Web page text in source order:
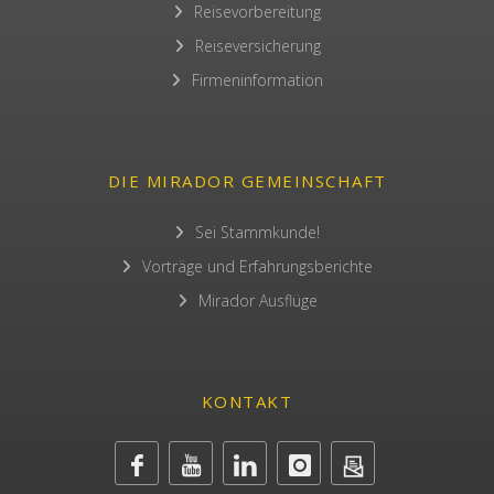
Reisevorbereitung
Reiseversicherung
Firmeninformation
DIE MIRADOR GEMEINSCHAFT
Sei Stammkunde!
Vorträge und Erfahrungsberichte
Mirador Ausflüge
KONTAKT